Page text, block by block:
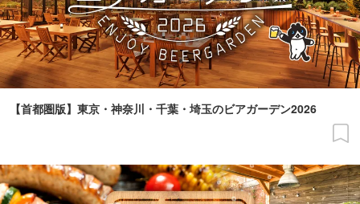
【首都圏版】東京・神奈川・千葉・埼玉のビアガーデン2026